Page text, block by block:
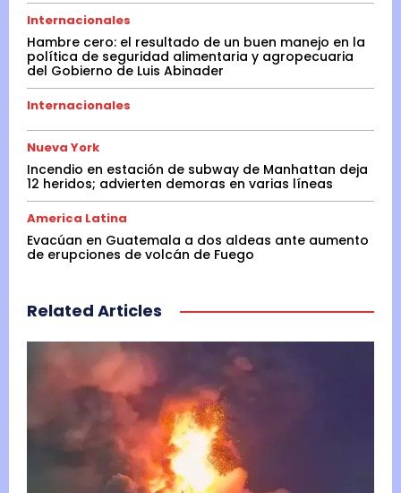
Internacionales
Hambre cero: el resultado de un buen manejo en la
política de seguridad alimentaria y agropecuaria
del Gobierno de Luis Abinader
Internacionales
Nueva York
Incendio en estación de subway de Manhattan deja
12 heridos; advierten demoras en varias líneas
America Latina
Evacúan en Guatemala a dos aldeas ante aumento
de erupciones de volcán de Fuego
Related Articles